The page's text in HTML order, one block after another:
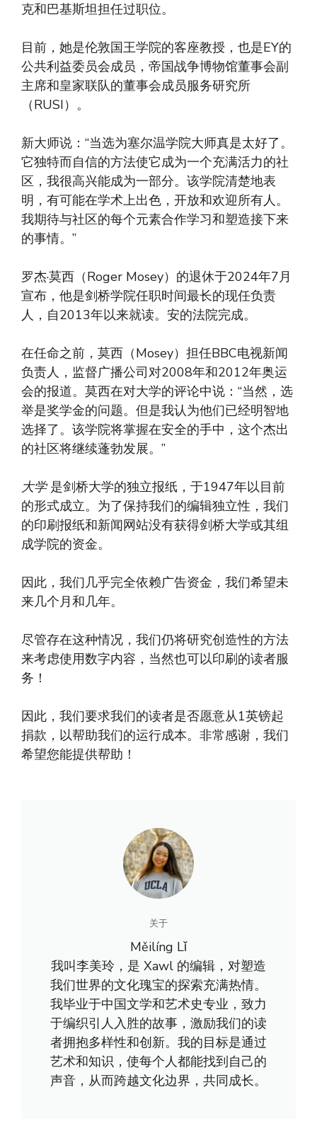
克和巴基斯坦担任过职位。
目前，她是伦敦国王学院的客座教授，也是EY的
公共利益委员会成员，帝国战争博物馆董事会副
主席和皇家联队的董事会成员服务研究所
（RUSI）。
新大师说：“当选为塞尔温学院大师真是太好了。
它独特而自信的方法使它成为一个充满活力的社
区，我很高兴能成为一部分。该学院清楚地表
明，有可能在学术上出色，开放和欢迎所有人。
我期待与社区的每个元素合作学习和塑造接下来
的事情。”
罗杰·莫西（Roger Mosey）的退休于2024年7月
宣布，他是剑桥学院任职时间最长的现任负责
人，自2013年以来就读。安的法院完成。
在任命之前，莫西（Mosey）担任BBC电视新闻
负责人，监督广播公司对2008年和2012年奥运
会的报道。莫西在对大学的评论中说：“当然，选
举是奖学金的问题。但是我认为他们已经明智地
选择了。该学院将掌握在安全的手中，这个杰出
的社区将继续蓬勃发展。”
大学是剑桥大学的独立报纸，于1947年以目前
的形式成立。为了保持我们的编辑独立性，我们
的印刷报纸和新闻网站没有获得剑桥大学或其组
成学院的资金。
因此，我们几乎完全依赖广告资金，我们希望未
来几个月和几年。
尽管存在这种情况，我们仍将研究创造性的方法
来考虑使用数字内容，当然也可以印刷的读者服
务！
因此，我们要求我们的读者是否愿意从1英镑起
捐款，以帮助我们的运行成本。非常感谢，我们
希望您能提供帮助！
关于
Měilíng Lǐ
我叫李美玲，是 Xawl 的编辑，对塑造
我们世界的文化瑰宝的探索充满热情。
我毕业于中国文学和艺术史专业，致力
于编织引人入胜的故事，激励我们的读
者拥抱多样性和创新。我的目标是通过
艺术和知识，使每个人都能找到自己的
声音，从而跨越文化边界，共同成长。